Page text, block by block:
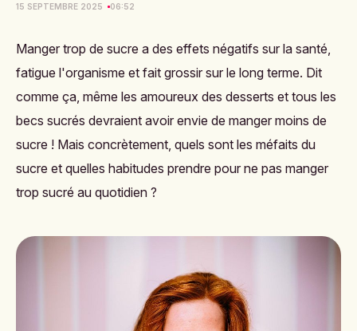
15 SEPTEMBRE 2025
06:52
Manger trop de sucre a des effets négatifs sur la santé,
fatigue l'organisme et fait grossir sur le long terme. Dit
comme ça, même les amoureux des desserts et tous les
becs sucrés devraient avoir envie de manger moins de
sucre ! Mais concrètement, quels sont les méfaits du
sucre et quelles habitudes prendre pour ne pas manger
trop sucré au quotidien ?